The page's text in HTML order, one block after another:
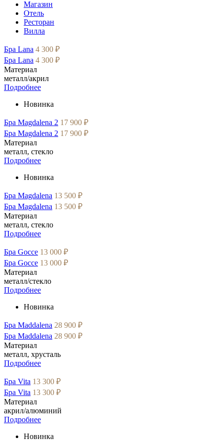
Магазин
Отель
Ресторан
Вилла
Бра Lana 4 300 ₽
Бра Lana 4 300 ₽
Материал
металл/акрил
Подробнее
Новинка
Бра Magdalena 2 17 900 ₽
Бра Magdalena 2 17 900 ₽
Материал
металл, стекло
Подробнее
Новинка
Бра Magdalena 13 500 ₽
Бра Magdalena 13 500 ₽
Материал
металл, стекло
Подробнее
Бра Gocce 13 000 ₽
Бра Gocce 13 000 ₽
Материал
металл/стекло
Подробнее
Новинка
Бра Maddalena 28 900 ₽
Бра Maddalena 28 900 ₽
Материал
металл, хрусталь
Подробнее
Бра Vita 13 300 ₽
Бра Vita 13 300 ₽
Материал
акрил/алюминий
Подробнее
Новинка